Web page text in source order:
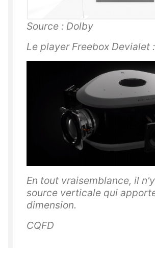
Source : Dolby
Le player Freebox Devialet :
En tout vraisemblance, il
source verticale qui
dimension.
CQFD